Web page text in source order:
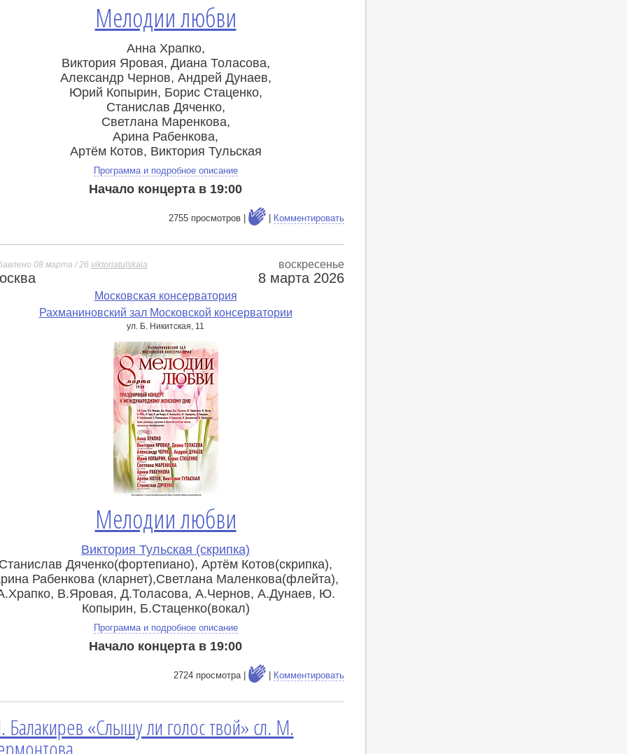
Мелодии любви
Анна Храпко,
Виктория Яровая, Диана Толасова,
Александр Чернов, Андрей Дунаев,
Юрий Копырин, Борис Стаценко,
Станислав Дяченко,
Светлана Маренкова,
Арина Рабенкова,
Артём Котов, Виктория Тульская
Программа и подробное описание
Начало концерта в 19:00
2755 просмотров | Комментировать
08 марта / 26 viktoriatulskaia воскресенье
8 марта 2026
Московская консерватория
Рахманиновский зал Московской консерватории
ул. Б. Никитская, 11
Мелодии любви
Виктория Тульская (скрипка)
Дяченко(фортепиано), Артём Котов(скрипка),
Рабенкова (кларнет),Светлана Маленкова(флейта),
В.Яровая, Д.Толасова, А.Чернов, А.Дунаев, Ю.
Копырин, Б.Стаценко(вокал)
Программа и подробное описание
Начало концерта в 19:00
2724 просмотра | Комментировать
«Слышу ли голос твой» сл. М.